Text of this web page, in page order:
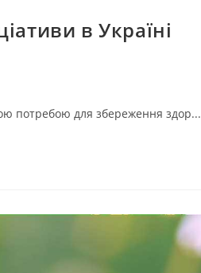
в Україні
потребою для збереження здор...